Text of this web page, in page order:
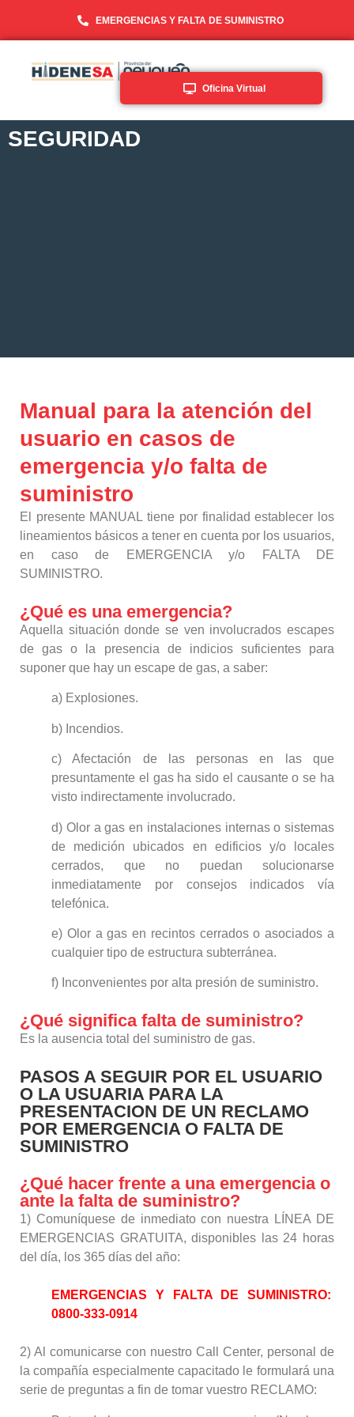
EMERGENCIAS Y FALTA DE SUMINISTRO
Oficina Virtual
SEGURIDAD
Manual para la atención del
usuario en casos de
emergencia y/o falta de
suministro
El presente MANUAL tiene por finalidad establecer los
lineamientos básicos a tener en cuenta por los usuarios,
en caso de EMERGENCIA y/o FALTA DE
SUMINISTRO.
¿Qué es una emergencia?
Aquella situación donde se ven involucrados escapes
de gas o la presencia de indicios suficientes para
suponer que hay un escape de gas, a saber:
a) Explosiones.
b) Incendios.
c) Afectación de las personas en las que
presuntamente el gas ha sido el causante o se ha
visto indirectamente involucrado.
d) Olor a gas en instalaciones internas o sistemas
de medición ubicados en edificios y/o locales
cerrados, que no puedan solucionarse
inmediatamente por consejos indicados vía
telefónica.
e) Olor a gas en recintos cerrados o asociados a
cualquier tipo de estructura subterránea.
f) Inconvenientes por alta presión de suministro.
¿Qué significa falta de suministro?
Es la ausencia total del suministro de gas.
PASOS A SEGUIR POR EL USUARIO
O LA USUARIA PARA LA
PRESENTACION DE UN RECLAMO
POR EMERGENCIA O FALTA DE
SUMINISTRO
¿Qué hacer frente a una emergencia o
ante la falta de suministro?
1) Comuníquese de inmediato con nuestra LÍNEA DE
EMERGENCIAS GRATUITA, disponibles las 24 horas
del día, los 365 días del año:
EMERGENCIAS Y FALTA DE SUMINISTRO:
0800-333-0914
2) Al comunicarse con nuestro Call Center, personal de
la compañía especialmente capacitado le formulará una
serie de preguntas a fin de tomar vuestro RECLAMO: